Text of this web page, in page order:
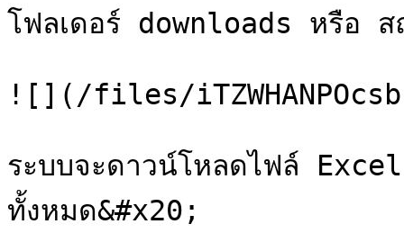
โฟลเดอร์ downloads หรือ ส
![](/files/
ระบบจะดาวน์โหลดไฟล์
ทั้งหมด&#x20;